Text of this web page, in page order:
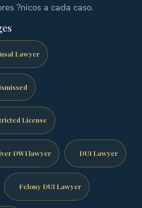
?nicos a cada caso.
Lawyer
License
DWI lawyer DUI Lawyer
Felony DUI Lawyer